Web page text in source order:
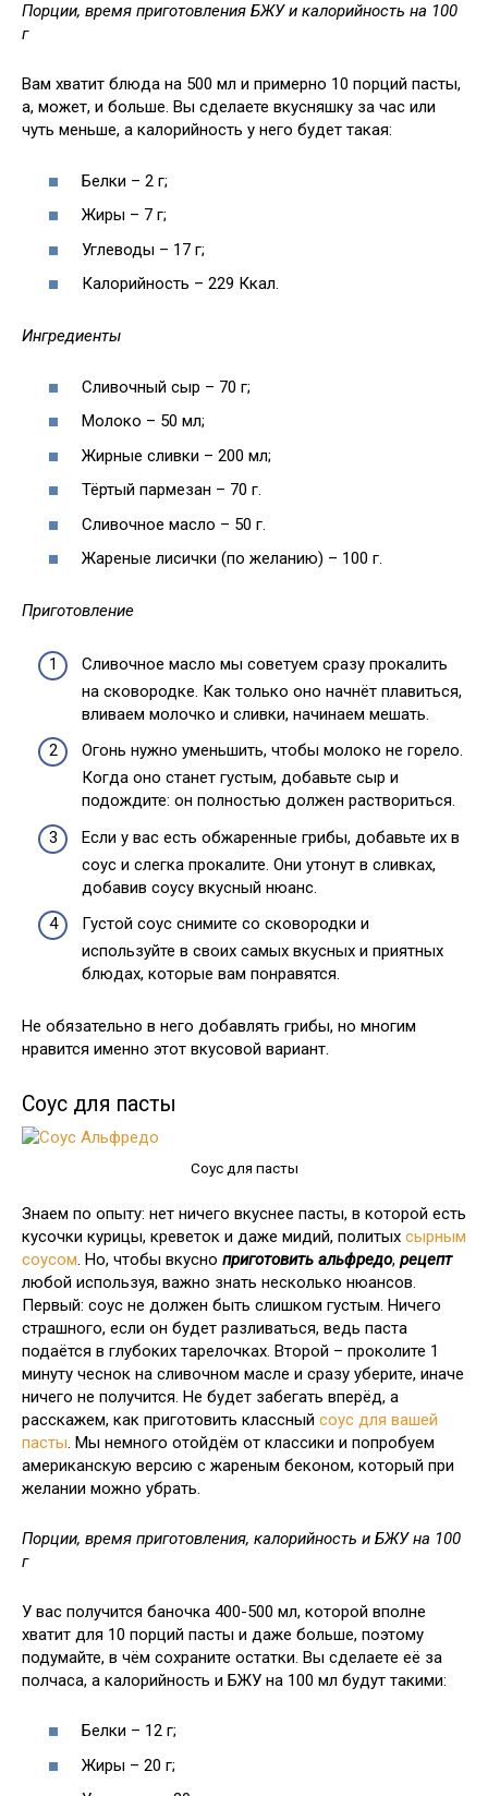
Порции, время приготовления БЖУ и калорийность на 100
г
Вам хватит блюда на 500 мл и примерно 10 порций пасты,
а, может, и больше. Вы сделаете вкусняшку за час или
чуть меньше, а калорийность у него будет такая:
Белки – 2 г;
Жиры – 7 г;
Углеводы – 17 г;
Калорийность – 229 Ккал.
Ингредиенты
Сливочный сыр – 70 г;
Молоко – 50 мл;
Жирные сливки – 200 мл;
Тёртый пармезан – 70 г.
Сливочное масло – 50 г.
Жареные лисички (по желанию) – 100 г.
Приготовление
Сливочное масло мы советуем сразу прокалить
на сковородке. Как только оно начнёт плавиться,
вливаем молочко и сливки, начинаем мешать.
Огонь нужно уменьшить, чтобы молоко не горело.
Когда оно станет густым, добавьте сыр и
подождите: он полностью должен раствориться.
Если у вас есть обжаренные грибы, добавьте их в
соус и слегка прокалите. Они утонут в сливках,
добавив соусу вкусный нюанс.
Густой соус снимите со сковородки и
используйте в своих самых вкусных и приятных
блюдах, которые вам понравятся.
Не обязательно в него добавлять грибы, но многим
нравится именно этот вкусовой вариант.
Соус для пасты
Соус для пасты
Знаем по опыту: нет ничего вкуснее пасты, в которой есть
кусочки курицы, креветок и даже мидий, политых сырным
соусом. Но, чтобы вкусно приготовить альфредо, рецепт
любой используя, важно знать несколько нюансов.
Первый: соус не должен быть слишком густым. Ничего
страшного, если он будет разливаться, ведь паста
подаётся в глубоких тарелочках. Второй – проколите 1
минуту чеснок на сливочном масле и сразу уберите, иначе
ничего не получится. Не будет забегать вперёд, а
расскажем, как приготовить классный соус для вашей
пасты. Мы немного отойдём от классики и попробуем
американскую версию с жареным беконом, который при
желании можно убрать.
Порции, время приготовления, калорийность и БЖУ на 100
г
У вас получится баночка 400-500 мл, которой вполне
хватит для 10 порций пасты и даже больше, поэтому
подумайте, в чём сохраните остатки. Вы сделаете её за
полчаса, а калорийность и БЖУ на 100 мл будут такими:
Белки – 12 г;
Жиры – 20 г;